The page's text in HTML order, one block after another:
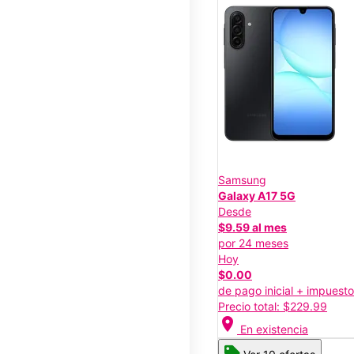
Samsung
Galaxy A17 5G
Desde
$9.59 al mes
por 24 meses
Hoy
$0.00
de pago inicial +
Precio total: $229.99
location_on En existencia